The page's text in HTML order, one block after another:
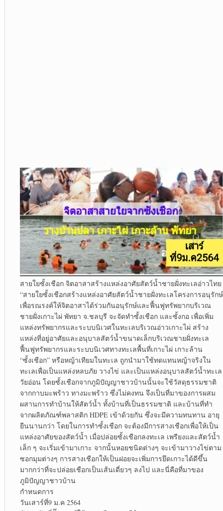
สายใยซั้งเชือก จิตอาสาสร้างแหล่งอาศัยสัตว์น้ำชายฝั่งทะเลอ่าวไทย
“สายใยซั้งเชือกสร้างแหล่งอาศัยสัตว์น้ำชายฝั่งทะเลโครงการอนุรักษ์
เพื่อรณรงค์ให้จิตอาสาได้ร่วมกันอนุรักษ์และฟื้นฟูทรัพยากบริเวณ
ชายฝั่งเกาะไผ่ พัทยา จ.ชลบุรี จะจัดทำซั้งเชือก และซั้งกอ เพื่อเพิ่ม
แหล่งทรัพยากรและระบบนิเวศในทะเลบริเวณอ่าวเกาะไผ่ สร้าง
แหล่งที่อยู่อาศัยและอนุบาลสัตว์น้ำขนาดเล็กบริเวณชายฝั่งทะเล
ฟื้นฟูทรัพยากรและระบบนิเวศทางทะเลพื้นที่เกาะไผ่ เกาะล้าน
“ซั้งเชือก” หรือหญ้าเทียมในทะเล ถูกนำมาใช้ทดแทนหญ้าจริงใน
ทะเลเพื่อเป็นแหล่งหลบภัย วางไข่ และเป็นแหล่งอนุบาลสัตว์น้ำทะเล
วัยอ่อน โดยซั้งเชือกจากภูมิปัญญาชาวบ้านนั้นจะใช้วัสดุธรรมชาติ
จากกาบมะพร้าว ทางมะพร้าว ซึ่งไม่คงทน จึงเป็นที่มาของการผสม
ผสานการทำบ้านให้สัตว์น้ำ ทั้งบ้านที่เป็นธรรมชาติ และบ้านที่ทำ
จากผลิตภัณฑ์พลาสติก HDPE เข้าด้วยกัน ซึ่งจะมีความทนทาน อายุ
ยืนนานกว่า โดยในการทำซั้งเชือก จะต้องมีการสางเชือกเพื่อให้เป็น
แหล่งอาศัยของสัตว์น้ำ เมื่อปล่อยซั้งเชือกลงทะเล เพรียงและสัตว์น้ำ
เล็ก ๆ จะเริ่มเข้ามาเกาะ จากนั้นหอยชนิดต่างๆ จะเข้ามาวางไข่ตาม
ซอกมุมต่างๆ การสางเชือกให้เป็นฝอยจะเพิ่มการยึดเกาะได้ดีขึ้น
มากกว่าที่จะปล่อยเชือกเป็นเส้นเดี่ยวๆ ลงไป และนี่คือที่มาของ
ภูมิปัญญาชาวบ้าน
กำหนดการ
วันเสาร์ที่9 ม.ค 2564